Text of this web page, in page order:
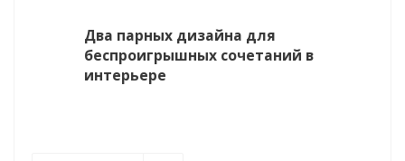
Два парных дизайна для
беспроигрышных сочетаний в
интерьере